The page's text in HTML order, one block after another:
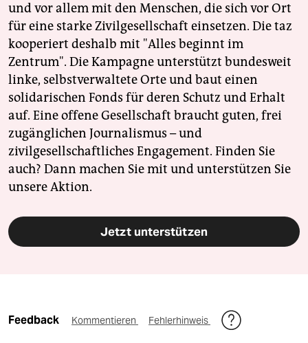
und vor allem mit den Menschen, die sich vor Ort
für eine starke Zivilgesellschaft einsetzen. Die taz
kooperiert deshalb mit "Alles beginnt im
Zentrum". Die Kampagne unterstützt bundesweit
linke, selbstverwaltete Orte und baut einen
solidarischen Fonds für deren Schutz und Erhalt
auf. Eine offene Gesellschaft braucht guten, frei
zugänglichen Journalismus – und
zivilgesellschaftliches Engagement. Finden Sie
auch? Dann machen Sie mit und unterstützen Sie
unsere Aktion.
Jetzt unterstützen
Feedback Kommentieren Fehlerhinweis